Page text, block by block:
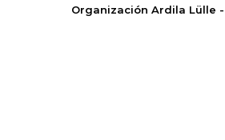
Organización Ardila Lülle